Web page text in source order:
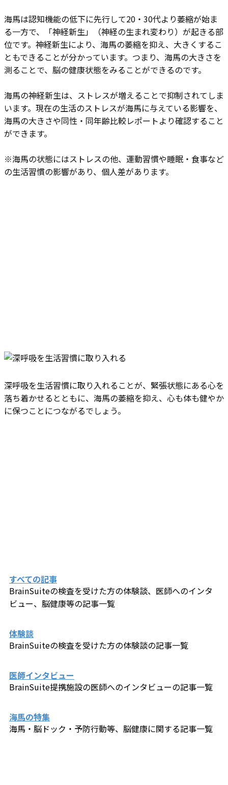
海馬は認知機能の低下に先行して20・30代より萎縮が始ま
る一方で、「神経新生」（神経の生まれ変わり）が起きる部
位です。神経新生により、海馬の萎縮を抑え、大きくするこ
ともできることが分かっています。つまり、海馬の大きさを
測ることで、脳の健康状態をみることができるのです。
海馬の神経新生は、ストレスが増えることで抑制されてしま
います。現在の生活のストレスが海馬に与えている影響を、
海馬の大きさや同性・同年齢比較レポートより確認すること
ができます。
※海馬の状態にはストレスの他、運動習慣や睡眠・食事など
の生活習慣の影響があり、個人差があります。
深呼吸を生活習慣に取り入れることが、緊張状態にある心を
落ち着かせるとともに、海馬の萎縮を抑え、心も体も健やか
に保つことにつながるでしょう。
すべての記事
BrainSuiteの検査を受けた方の体験談、医師へのインタ
ビュー、​脳健康等の記事一覧
体験談
BrainSuiteの検査を受けた方の体験談の記事一覧
医師インタビュー
BrainSuite提携施設の医師へのインタビューの記事一覧
海馬の特集
海馬・脳ドック・予防行動等、脳健康に関する記事一覧